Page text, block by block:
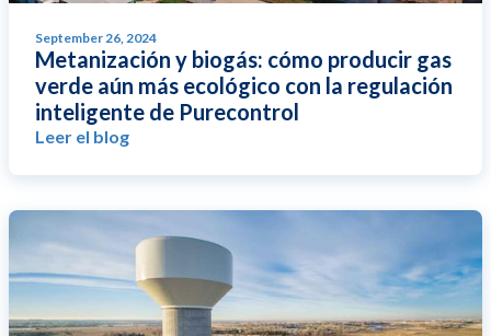
September 26, 2024
Metanización y biogás: cómo producir gas
verde aún más ecológico con la regulación
inteligente de Purecontrol
Leer el blog